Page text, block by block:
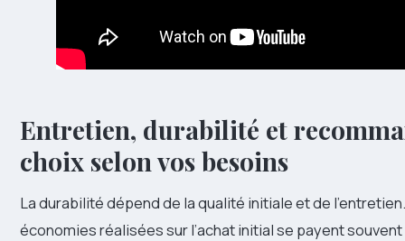
Entretien, durabilité et
choix selon vos besoins
La durabilité dépend de la qualité initiale et de
économies réalisées sur l’achat initial se payent